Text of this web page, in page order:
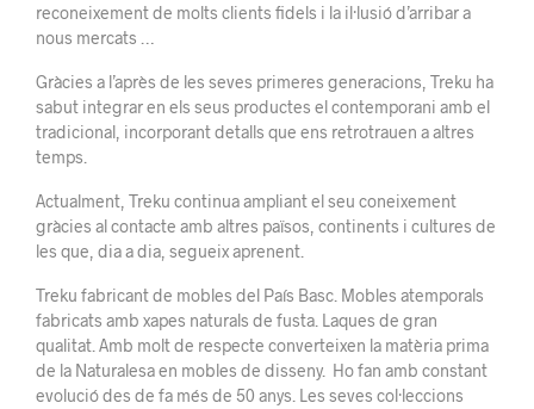
reconeixement de molts clients fidels i la il·lusió d’arribar a
nous mercats …
Gràcies a l’après de les seves primeres generacions, Treku ha
sabut integrar en els seus productes el contemporani amb el
tradicional, incorporant detalls que ens retrotrauen a altres
temps.
Actualment, Treku continua ampliant el seu coneixement
gràcies al contacte amb altres països, continents i cultures de
les que, dia a dia, segueix aprenent.
Treku fabricant de mobles del País Basc. Mobles atemporals
fabricats amb xapes naturals de fusta. Laques de gran
qualitat. Amb molt de respecte converteixen la matèria prima
de la Naturalesa en mobles de disseny. Ho fan amb constant
evolució des de fa més de 50 anys. Les seves col·leccions